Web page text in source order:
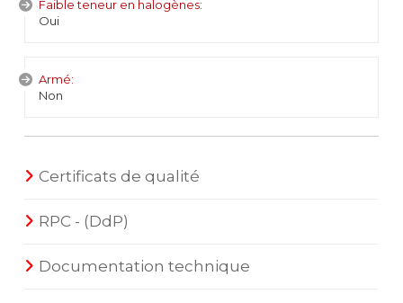
Faible teneur en halogènes:
Oui
Armé:
Non
Certificats de qualité
RPC - (DdP)
Documentation technique